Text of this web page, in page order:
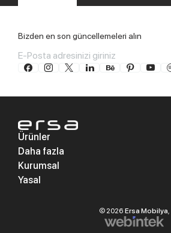
Bizden en son güncellemeleri alın
Ürünler
Daha fazla
Kurumsal
Yasal
© 2026 Ersa Mobilya,